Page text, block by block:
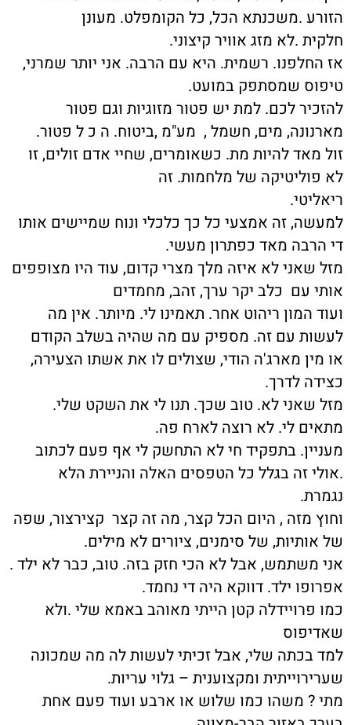
הזורע .משכנתא הכל, כל הקומפלט. מעונן
חלקית .לא מזג אוויר קיצוני.
אז החלפנו. רשמית. היא עם הרבה. אני יותר שמרני,
טיפוס שמסתפק במועט.
להזכיר לכם. למת יש פטור מזוגיות וגם פטור
מארנונה, מים, חשמל , מע"מ ,ביטוח. ה כ ל פטור.
זול מאד להיות מת. כשאומרים, שחיי אדם זולים, זו
לא פוליטיקה של מלחמות. זה
ריאליטי.
למעשה, זה אמצעי כל כך כלכלי ונוח שמיישים אותו
די הרבה מאד כפתרון מעשי.
מזל שאני לא איזה מלך מצרי קדום, עוד היו מצופפים
אותי עם כלב יקר ערך, זהב, מחמדים
ועוד המון ריהוט אחר. תאמינו לי. מיותר. אין מה
לעשות עם זה. מספיק עם מה שהיה בשלב הקודם
או מין מארג'ה הודי, שצולים לו את אשתו הצעירה,
כצידה לדרך.
מזל שאני לא. טוב שכך. תנו לי את השקט שלי.
מתאים לי. לא רוצה לארח פה.
מעניין. בתפקיד חי לא התחשק לי אף פעם לכתוב
.אולי זה בגלל כל הטפסים האלה והניירת הלא
נגמרת.
וחוץ מזה , היום הכל קצר, מה זה קצר קצירצור, שפה
של אותיות, של סימנים, ציורים לא מילים.
אני משתמש, אבל לא הכי חזק בזה. טוב, כבר לא ילד .
אפרופו ילד. דווקא היה די נחמד.
כמו פרויידלה קטן הייתי מאוהב באמא שלי .ולא
שאדיפוס
למד בכתה שלי, אבל זכיתי לעשות לה מה שמכונה
שערירוייתית ומקצוענית – גלוי עריות.
מתי ? משהו כמו שלוש או ארבע ועוד פעם אחת